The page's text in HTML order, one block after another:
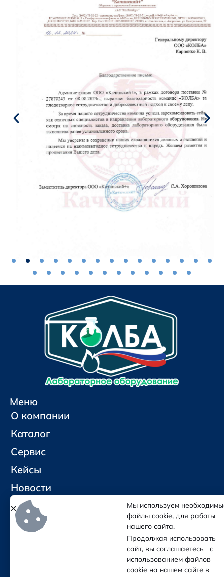
Меню
О компании
Каталог
Сервис
Кейсы
Новости
Контакты
Социальные сети и контакты
Мы используем
файлы cookie, для работы
нашего сайта.
Продолжая использовать
сайт, вы соглашаетесь с
использованием файлов
cookie на нашем сайте в